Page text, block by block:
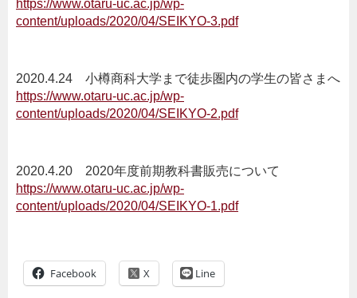
https://www.otaru-uc.ac.jp/wp-
content/uploads/2020/04/SEIKYO-3.pdf
2020.4.24 小樽商科大学まで徒歩圏内の学生の皆さまへ
https://www.otaru-uc.ac.jp/wp-
content/uploads/2020/04/SEIKYO-2.pdf
2020.4.20 2020年度前期教科書販売について
https://www.otaru-uc.ac.jp/wp-
content/uploads/2020/04/SEIKYO-1.pdf
Facebook Line